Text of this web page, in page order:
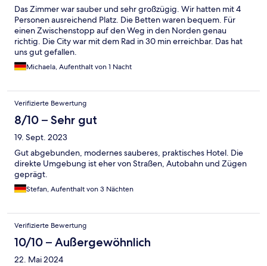
Das Zimmer war sauber und sehr großzügig. Wir hatten mit 4
Personen ausreichend Platz. Die Betten waren bequem. Für
einen Zwischenstopp auf den Weg in den Norden genau
richtig. Die City war mit dem Rad in 30 min erreichbar. Das hat
uns gut gefallen.
Michaela, Aufenthalt von 1 Nacht
Verifizierte Bewertung
8/10 – Sehr gut
19. Sept. 2023
Gut abgebunden, modernes sauberes, praktisches Hotel. Die
direkte Umgebung ist eher von Straßen, Autobahn und Zügen
geprägt.
Stefan, Aufenthalt von 3 Nächten
Verifizierte Bewertung
10/10 – Außergewöhnlich
22. Mai 2024